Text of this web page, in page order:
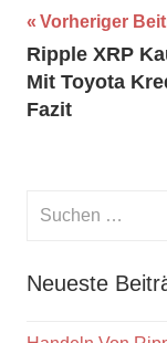
Beitrags-
Vorheriger
Ripple XRP
Mit Toyota
Fazit
Neueste